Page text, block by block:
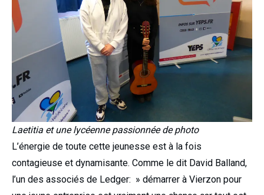
Laetitia et une lycéenne passionnée de photo
L’énergie de toute cette jeunesse est à la fois
contagieuse et dynamisante. Comme le dit David Balland,
l’un des associés de Ledger: » démarrer à Vierzon pour